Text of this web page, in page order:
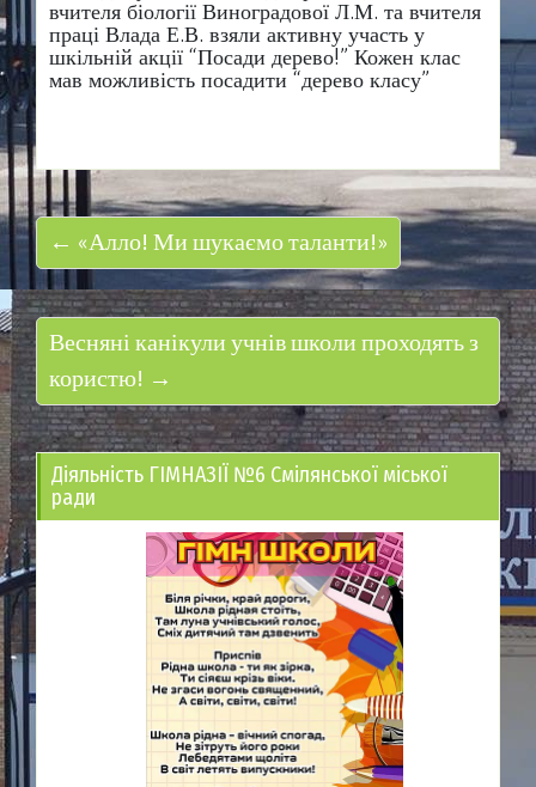
вчителя біології Виноградової Л.М. та вчителя
праці Влада Е.В. взяли активну участь у
шкільній акції “Посади дерево!” Кожен клас
мав можливість посадити “дерево класу”
← «Алло! Ми шукаємо таланти!»
Весняні канікули учнів школи проходять з
користю! →
Діяльність ГІМНАЗІЇ №6 Смілянської міської
ради